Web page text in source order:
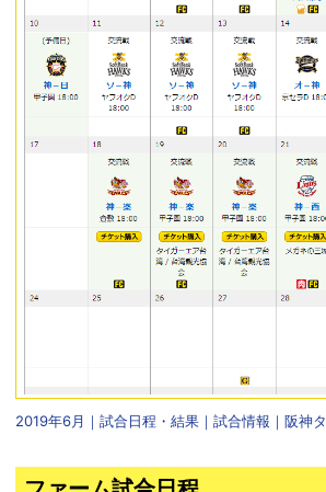
2019年6月｜試合日程・結果｜試合情報｜阪神